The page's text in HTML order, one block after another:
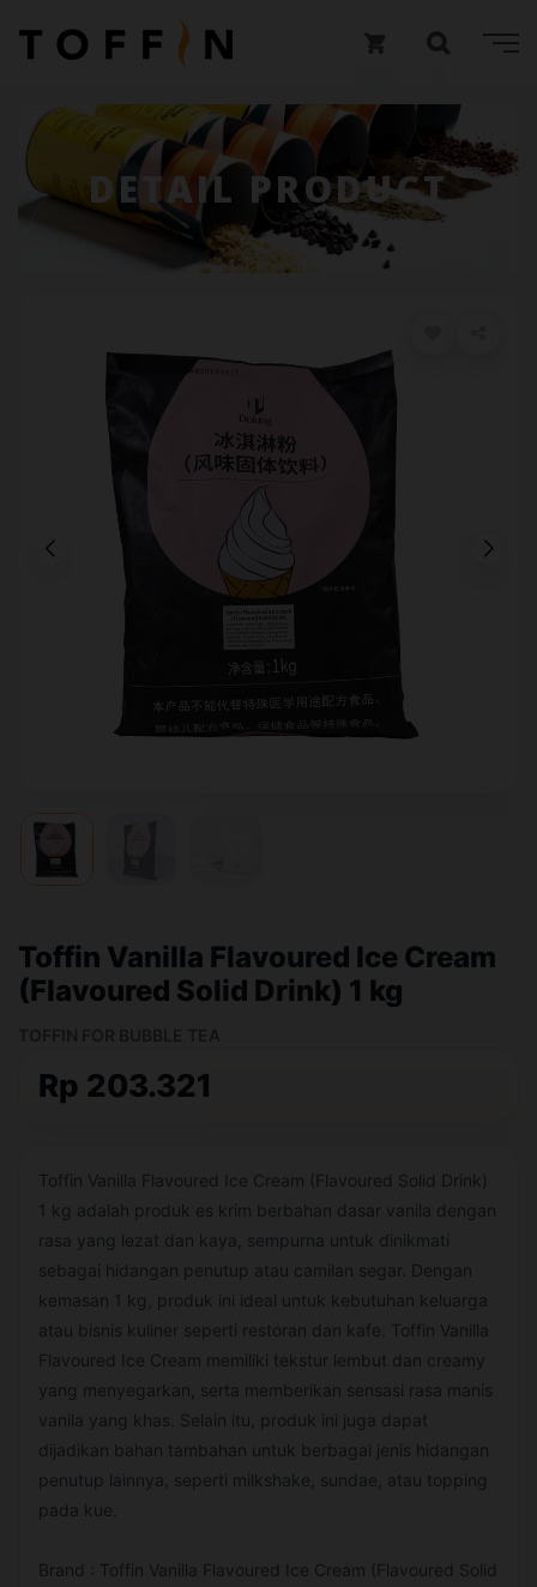
DETAIL PRODUCT
Toffin Vanilla Flavoured Ice Cream
(Flavoured Solid Drink) 1 kg
Rp 203.321
Toffin Vanilla Flavoured Ice Cream (Flavoured Solid Drink)
1 kg adalah produk es krim berbahan dasar vanila dengan
rasa yang lezat dan kaya, sempurna untuk dinikmati
sebagai hidangan penutup atau camilan segar. Dengan
kemasan 1 kg, produk ini ideal untuk kebutuhan keluarga
atau bisnis kuliner seperti restoran dan kafe. Toffin Vanilla
Flavoured Ice Cream memiliki tekstur lembut dan creamy
yang menyegarkan, serta memberikan sensasi rasa manis
vanila yang khas. Selain itu, produk ini juga dapat
dijadikan bahan tambahan untuk berbagai jenis hidangan
penutup lainnya, seperti milkshake, sundae, atau topping
pada kue.
Brand : Toffin Vanilla Flavoured Ice Cream (Flavoured Solid